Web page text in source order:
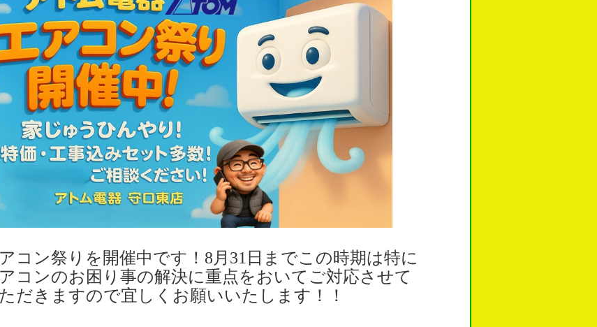
コン祭りを開催中です！8月31日までこの時期は特に
コンのお困り事の解決に重点をおいてご対応させて
だきますので宜しくお願いいたします！！